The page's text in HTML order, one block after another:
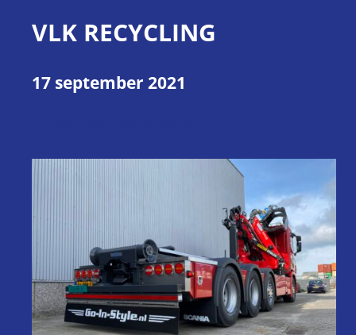
VLK RECYCLING
17 september 2021